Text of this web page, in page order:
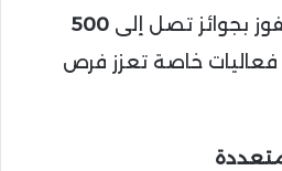
بجوائز تصل إلى 500
خاصة تعزز فرص